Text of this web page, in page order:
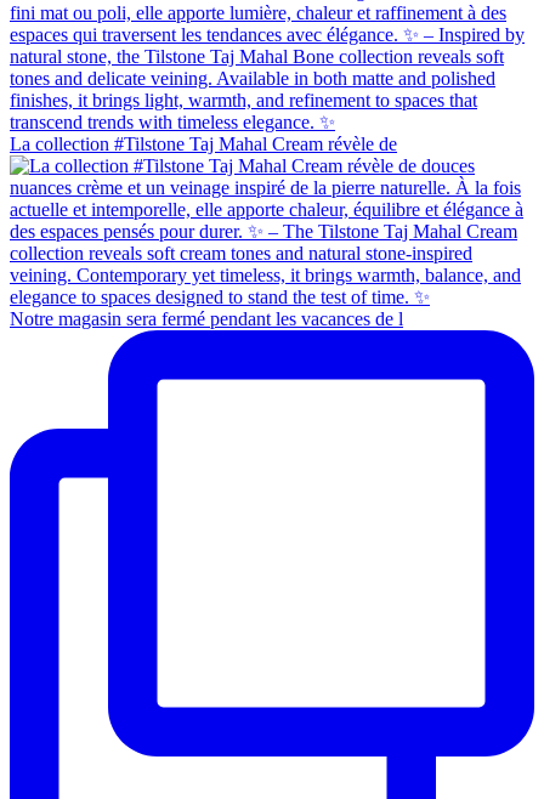
La collection #Tilstone Taj Mahal Cream révèle de
Notre magasin sera fermé pendant les vacances de l